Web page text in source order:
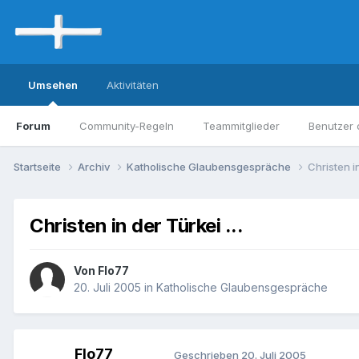
Umsehen
Forum Community-Regeln Teammitglieder Benutzer
Aktivitäten
Startseite Archiv Katholische Glaubensgespräche Christen
Christen in der Türkei ...
Von Flo77
20. Juli 2005 in Katholische Glaubensgespräche
Flo77 Geschrieben 20. Juli 2005